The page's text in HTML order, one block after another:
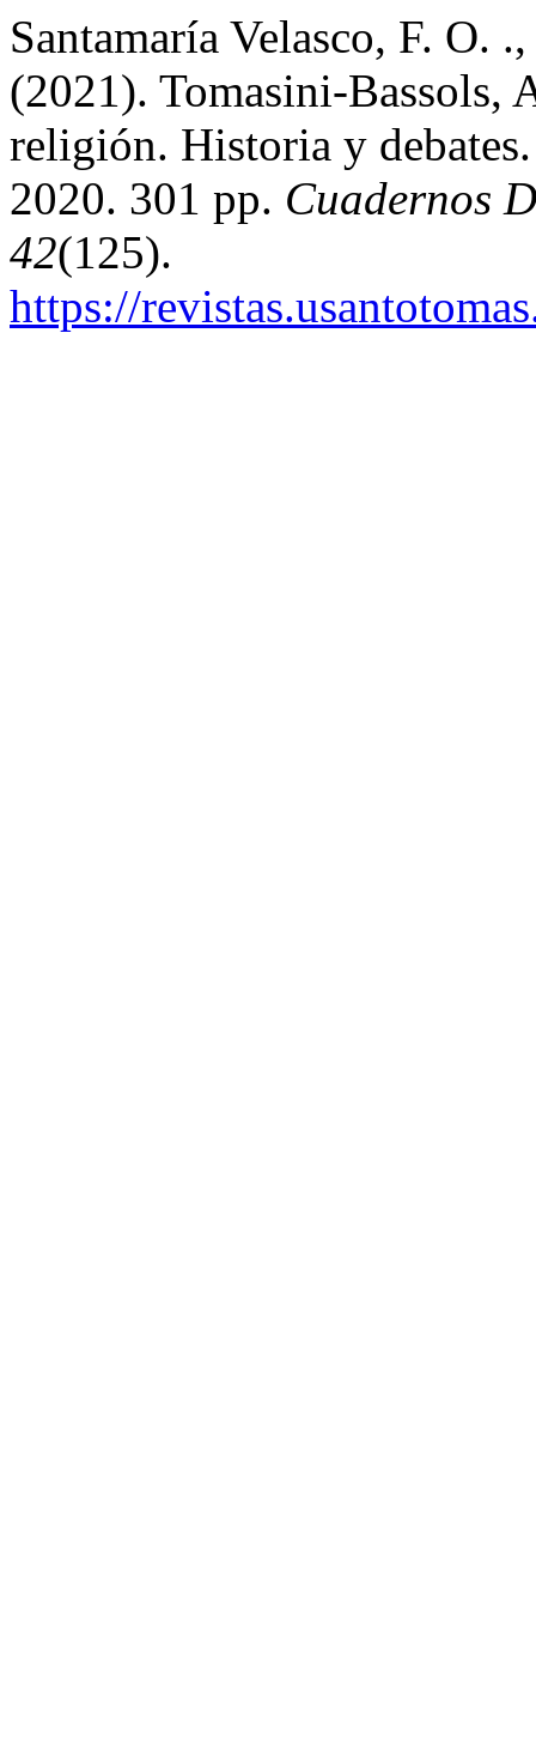
Santamaría Velasco, F. O.
(2021). Tomasini-Bassols,
religión. Historia y
2020. 301 pp. Cuadernos
42(125).
https://